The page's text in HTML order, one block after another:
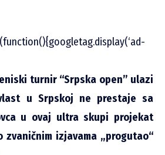
teniski turnir “Srpska open” ulazi
u Srpskoj ne prestaje sa
u ovaj ultra skupi projekat
izjavama „progutao“